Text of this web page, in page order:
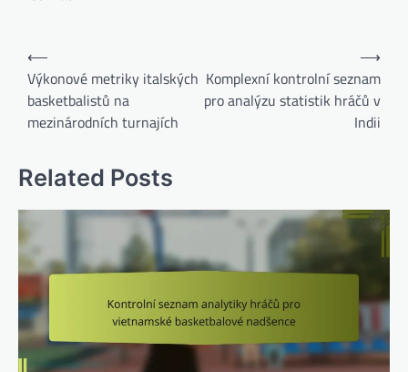
Post
navigation
⟵
Výkonové metriky italských
basketbalistů na
mezinárodních turnajích
Komplexní kontrolní seznam
pro analýzu statistik hráčů v
Indii
⟶
Related Posts